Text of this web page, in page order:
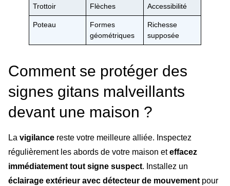
Trottoir Flèches Accessibilité
Poteau
Formes
géométriques
Richesse
supposée
Comment se protéger des
signes gitans malveillants
devant une maison ?
La vigilance reste votre meilleure alliée. Inspectez
régulièrement les abords de votre maison eteffacez
immédiatement tout signe suspect. Installez un
éclairage extérieur avec détecteur de mouvement pour